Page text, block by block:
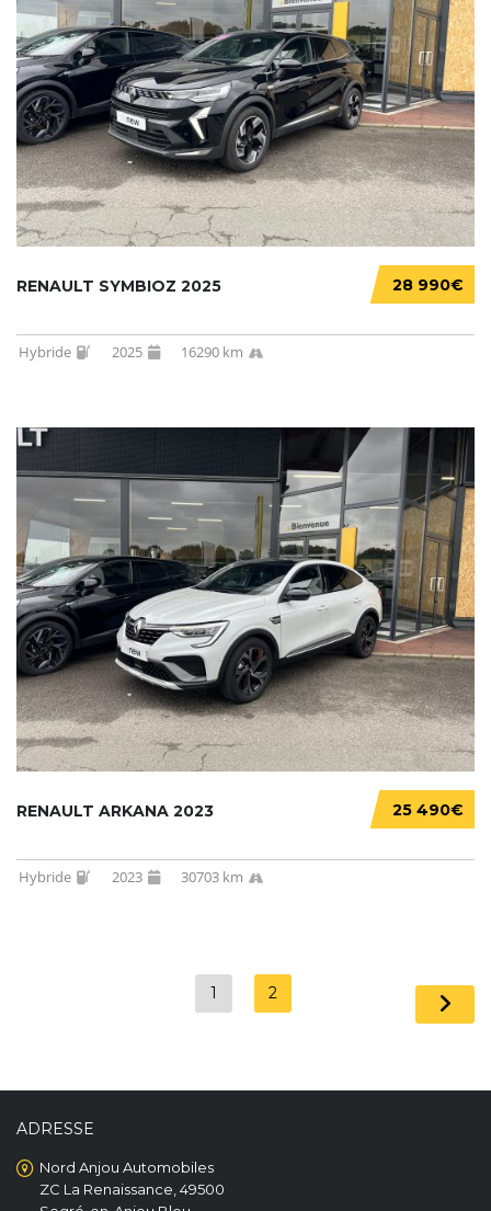
28 990€
RENAULT SYMBIOZ 2025
Hybride 2025 16290 km
25 490€
RENAULT ARKANA 2023
Hybride 2023 30703 km
1 2
ADRESSE
Nord Anjou Automobiles
ZC La Renaissance, 49500